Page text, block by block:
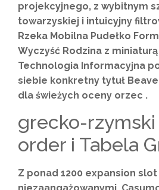
projekcyjnego, z wybitnym
towarzyskiej i intuicyjny
Rzeka Mobilna Pudełko
Wyczyść Rodzina z
Technologia Informacyjna
siebie konkretny tytuł
dla świeżych oceny orzec .
grecko-
order i Tabela
Z ponad 1200 expansion slot